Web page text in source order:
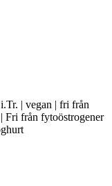
| vegan | fri från
Fri från fytoöstrogener